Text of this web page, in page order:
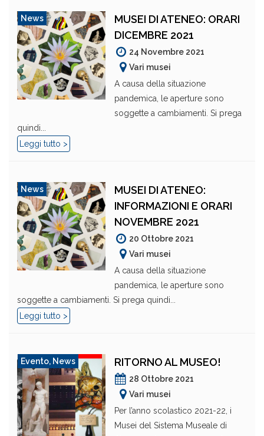
News
MUSEI DI ATENEO: ORARI
DICEMBRE 2021
24 Novembre 2021
Vari musei
A causa della situazione
pandemica, le aperture sono
soggette a cambiamenti. Si prega
quindi...
Leggi tutto >
News
MUSEI DI ATENEO:
INFORMAZIONI E ORARI
NOVEMBRE 2021
20 Ottobre 2021
Vari musei
A causa della situazione
pandemica, le aperture sono
soggette a cambiamenti. Si prega quindi...
Leggi tutto >
Evento, News RITORNO AL MUSEO!
28 Ottobre 2021
Vari musei
Per l’anno scolastico 2021-22, i
Musei del Sistema Museale di